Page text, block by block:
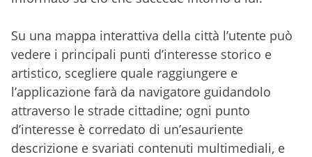
Su una mappa interattiva della città l’utente può
vedere i principali punti d’interesse storico e
artistico, scegliere quale raggiungere e
l’applicazione farà da navigatore guidandolo
attraverso le strade cittadine; ogni punto
d’interesse è corredato di un’esauriente
descrizione e svariati contenuti multimediali, e